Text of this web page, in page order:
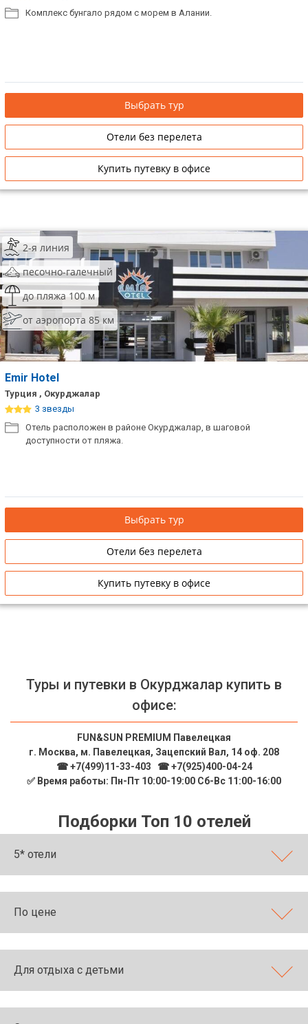
Комплекс бунгало рядом с морем в Алании.
Выбрать тур
Отели без перелета
Купить путевку в офисе
2-я линия
песочно-галечный
до пляжа 100 м
от аэропорта 85 км
Emir Hotel
Турция , Окурджалар
3 звезды
Отель расположен в районе Окурджалар, в шаговой
доступности от пляжа.
Выбрать тур
Отели без перелета
Купить путевку в офисе
Туры и путевки в Окурджалар купить в
офисе:
FUN&SUN PREMIUM Павелецкая
г. Москва, м. Павелецкая, Зацепский Вал, 14 оф. 208
☎ +7(499)11-33-403
☎ +7(925)400-04-24
✅ Время работы: Пн-Пт 10:00-19:00 Сб-Вс 11:00-16:00
Подборки Топ 10 отелей
5* отели
По цене
Для отдыха с детьми
Сетевые отели ОАЭ
Сетевые отели Шри Ланки
Сетевые отели Вьетнама
Сетевые отели Мальдив
Сетевые отели Бали
Сетевые отели Сейшел
Сетевые отели Маврикия